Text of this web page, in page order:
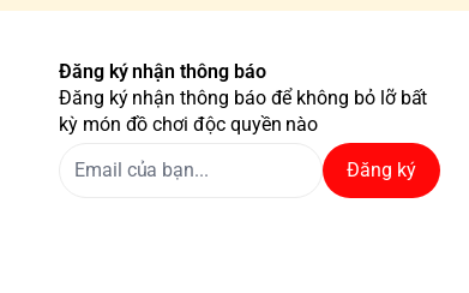
Đăng ký nhận thông báo
Đăng ký nhận thông báo để không bỏ lỡ bất
kỳ món đồ chơi độc quyền nào
Đăng ký